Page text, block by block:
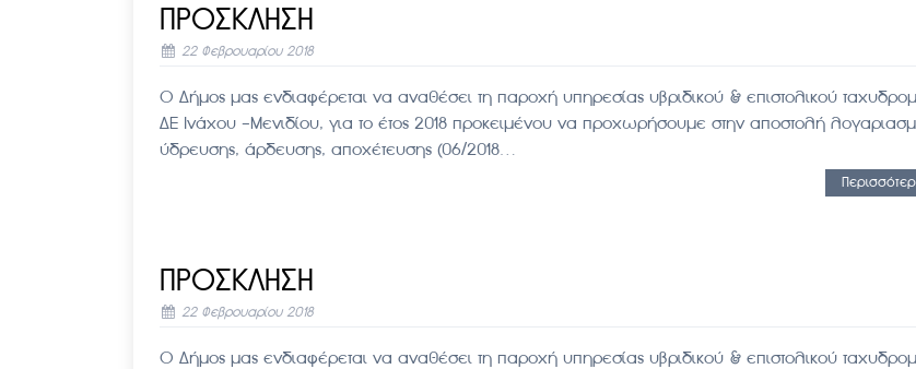
ΠΡΟΣΚΛΗΣΗ
22 Φεβρουαρίου 2018
Ο Δήμος μας ενδιαφέρεται να αναθέσει τη παροχή υπηρεσίας υβριδικού & επιστολικού
ΔΕ Ινάχου -Μενιδίου, για το έτος 2018 προκειμένου να προχωρήσουμε στην αποστολή
ύδρευσης, άρδευσης, αποχέτευσης (06/2018…
ΠΡΟΣΚΛΗΣΗ
22 Φεβρουαρίου 2018
Ο Δήμος μας ενδιαφέρεται να αναθέσει τη παροχή υπηρεσίας υβριδικού & επιστολικού